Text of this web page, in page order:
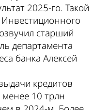
2025-го. Такой
старший
департамента
банка Алексей
кредитов
10 трлн